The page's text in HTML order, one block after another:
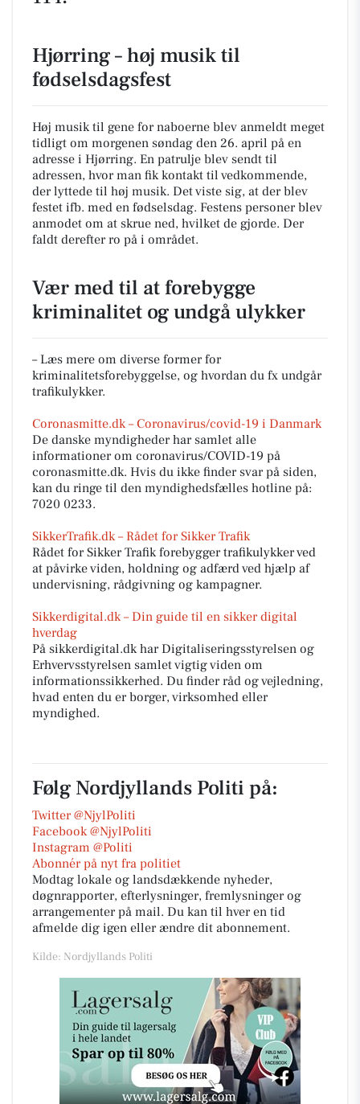
Hjørring – høj musik til
fødselsdagsfest
Høj musik til gene for naboerne blev anmeldt meget
tidligt om morgenen søndag den 26. april på en
adresse i Hjørring. En patrulje blev sendt til
adressen, hvor man fik kontakt til vedkommende,
der lyttede til høj musik. Det viste sig, at der blev
festet ifb. med en fødselsdag. Festens personer blev
anmodet om at skrue ned, hvilket de gjorde. Der
faldt derefter ro på i området.
Vær med til at forebygge
kriminalitet og undgå ulykker
– Læs mere om diverse former for
kriminalitetsforebyggelse, og hvordan du fx undgår
trafikulykker.
Coronasmitte.dk – Coronavirus/covid-19 i Danmark
De danske myndigheder har samlet alle
informationer om coronavirus/COVID-19 på
coronasmitte.dk. Hvis du ikke finder svar på siden,
kan du ringe til den myndighedsfælles hotline på:
7020 0233.
SikkerTrafik.dk – Rådet for Sikker Trafik
Rådet for Sikker Trafik forebygger trafikulykker ved
at påvirke viden, holdning og adfærd ved hjælp af
undervisning, rådgivning og kampagner.
Sikkerdigital.dk – Din guide til en sikker digital
hverdag
På sikkerdigital.dk har Digitaliseringsstyrelsen og
Erhvervsstyrelsen samlet vigtig viden om
informationssikkerhed. Du finder råd og vejledning,
hvad enten du er borger, virksomhed eller
myndighed.
Følg Nordjyllands Politi på:
Twitter @NjylPoliti
Facebook @NjylPoliti
Instagram @Politi
Abonnér på nyt fra politiet
Modtag lokale og landsdækkende nyheder,
døgnrapporter, efterlysninger, fremlysninger og
arrangementer på mail. Du kan til hver en tid
afmelde dig igen eller ændre dit abonnement.
Kilde: Nordjyllands Politi